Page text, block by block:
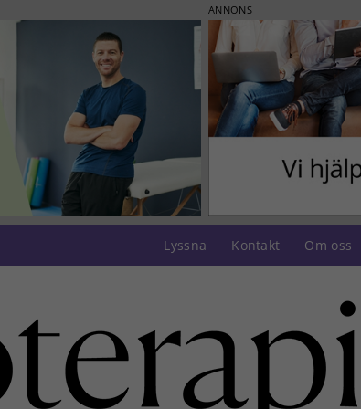
ANNONS
Lyssna Kontakt Om oss